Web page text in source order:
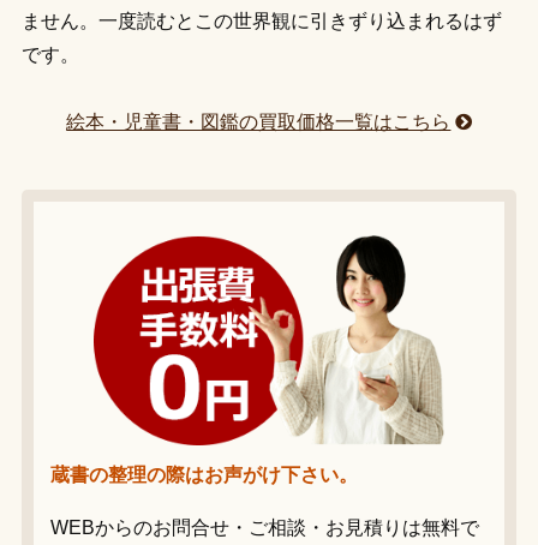
ません。一度読むとこの世界観に引きずり込まれるはず
です。
絵本・児童書・図鑑の買取価格一覧はこちら
蔵書の整理の際はお声がけ下さい。
WEBからのお問合せ・ご相談・お見積りは無料で